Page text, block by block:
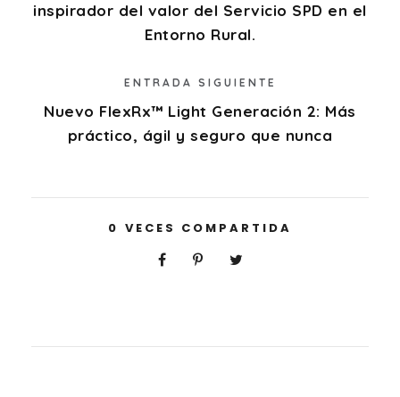
inspirador del valor del Servicio SPD en el
Entorno Rural.
ENTRADA SIGUIENTE
Nuevo FlexRx™ Light Generación 2: Más
práctico, ágil y seguro que nunca
0 VECES COMPARTIDA